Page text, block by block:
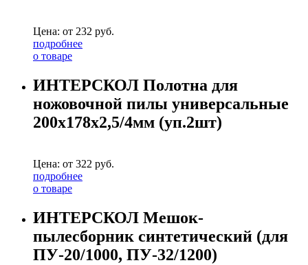
Цена: от 232 руб.
подробнее
о товаре
ИНТЕРСКОЛ Полотна для
ножовочной пилы универсальные
200х178х2,5/4мм (уп.2шт)
Цена: от 322 руб.
подробнее
о товаре
ИНТЕРСКОЛ Мешок-
пылесборник синтетический (для
ПУ-20/1000, ПУ-32/1200)